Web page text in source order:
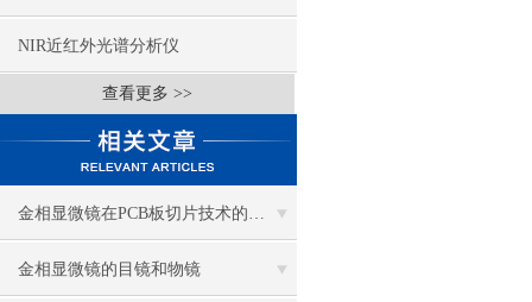
NIR近红外光谱分析仪
查看更多 >>
金相显微镜在PCB板切片技术的过程控制中的作用
金相显微镜的目镜和物镜